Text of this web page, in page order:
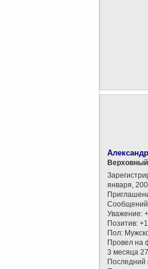
января,
Уважение:
Позитив:
Пол:
Провел на
3 месяца
Последний